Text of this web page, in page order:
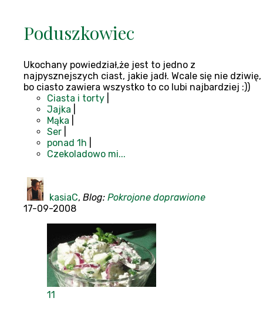
Poduszkowiec
Ukochany powiedział,że jest to jedno z
najpysznejszych ciast, jakie jadł. Wcale się nie dziwię,
bo ciasto zawiera wszystko to co lubi najbardziej :))
Ciasta i torty
Jajka
Mąka
Ser
ponad 1h
Czekoladowo mi...
kasiaC, Blog: Pokrojone doprawione
17-09-2008
11